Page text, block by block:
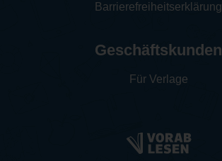
Barrierefreiheitserklärung
Geschäftskunden
Für Verlage